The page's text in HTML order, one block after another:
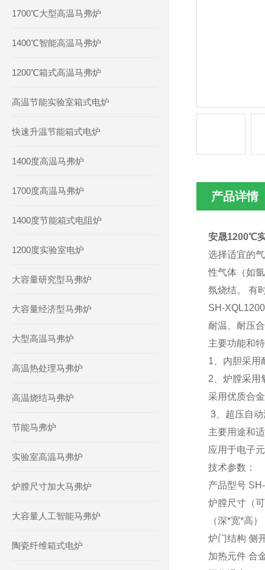
1700℃大型高温马弗炉
1400℃智能高温马弗炉
1200℃箱式高温马弗炉
高温节能实验室箱式电炉
快速升温节能箱式电炉
1400度高温马弗炉
1700度高温马弗炉
1400度节能箱式电阻炉
1200度实验室电炉
大容量研究型马弗炉
大容量经济型马弗炉
大型高温马弗炉
高温热处理马弗炉
高温烧结马弗炉
节能马弗炉
实验室高温马弗炉
炉膛尺寸加大马弗炉
大容量人工智能马弗炉
陶瓷纤维箱式电炉
产品详情
安晟1200℃
选择适宜的
性气体（如
氛烧结。 有
SH-
耐温、耐压
主要功能和
1、内胆采用
2、炉膛采用
采用优质合
3、超压自
主要用途和
应用于电子
技术参数：
产品型号
炉膛尺寸（
（深*宽*高
炉门结构 侧
加热元件 合